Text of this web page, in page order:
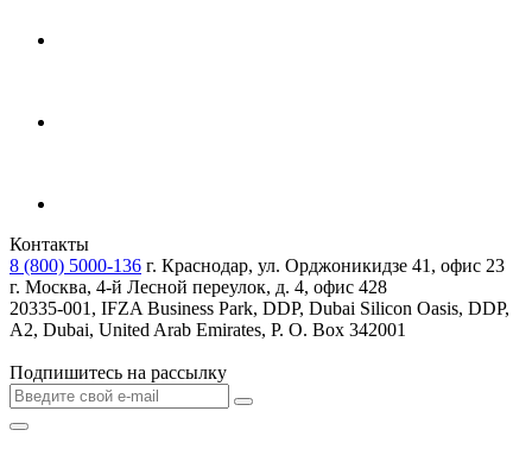
Контакты
8 (800) 5000-136 г. Краснодар, ул. Орджоникидзе 41, офис 23
г. Москва, 4-й Лесной переулок, д. 4, офис 428
20335-001, IFZA Business Park, DDP, Dubai Silicon Oasis, DDP,
A2, Dubai, United Arab Emirates, P. O. Box 342001
Подпишитесь на рассылку